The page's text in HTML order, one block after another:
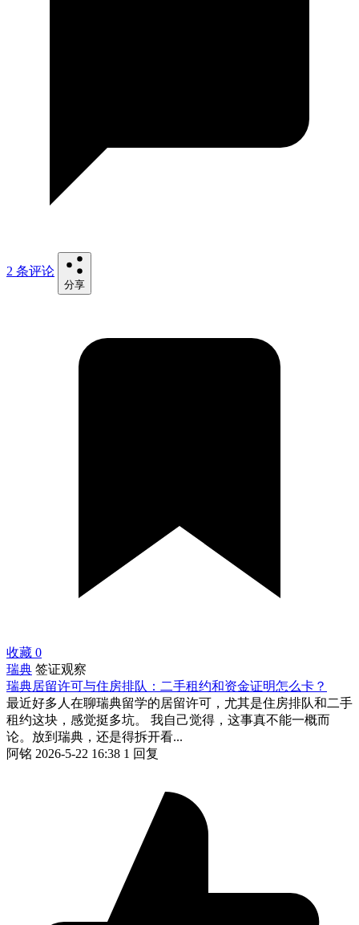
2 条评论
分享
收藏 0
瑞典 签证观察
瑞典居留许可与住房排队：二手租约和资金证明怎么卡？
最近好多人在聊瑞典留学的居留许可，尤其是住房排队和二手
租约这块，感觉挺多坑。 我自己觉得，这事真不能一概而
论。放到瑞典，还是得拆开看...
阿铭 2026-5-22 16:38 1 回复